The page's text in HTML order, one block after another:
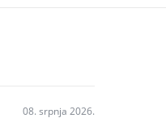
08. srpnja 2026.